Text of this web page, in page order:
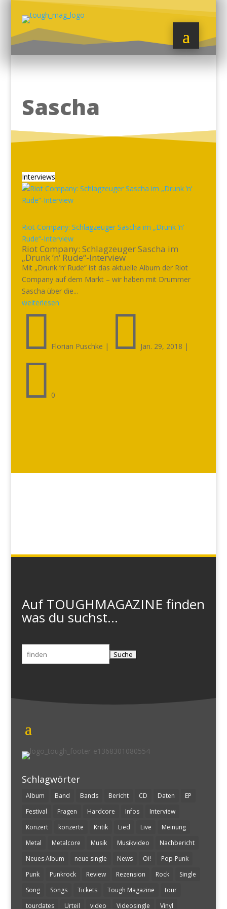
Sascha
Interviews
Riot Company: Schlagzeuger Sascha im „Drunk ’n‘
Rude“-Interview
Riot Company: Schlagzeuger Sascha im
„Drunk ’n‘ Rude“-Interview
Mit „Drunk ’n‘ Rude“ ist das aktuelle Album der Riot
Company auf dem Markt – wir haben mit Drummer
Sascha über die...
weiterlesen
 Florian Puschke |  Jan. 29, 2018 |
 0
Auf TOUGHMAGAZINE finden
was du suchst...
Suchen
nach:
Schlagwörter
Album Band Bands Bericht CD Daten
EP
Festival
Fragen Hardcore Infos
Interview
Konzert
konzerte Kritik Lied Live
Meinung
Metal
Metalcore Musik Musikvideo
Nachbericht
Neues Album
neue single News Oi!
Pop-Punk
Punk
Punkrock Review Rezension Rock
Single
Song
Songs Tickets Tough Magazine
tour
tourdates
Urteil video Videosingle Vinyl